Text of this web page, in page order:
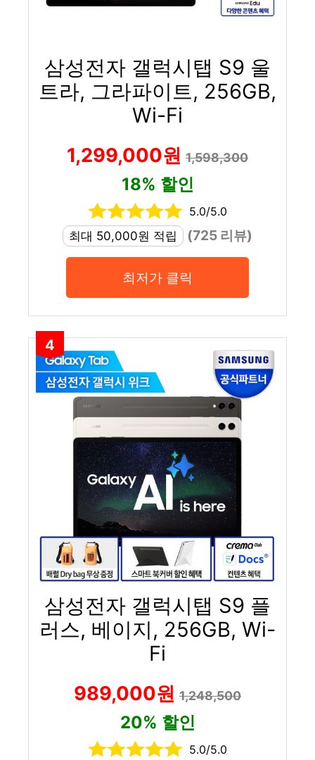
삼성전자 갤럭시탭 S9 울
트라, 그라파이트, 256GB,
Wi-Fi
1,299,000원 1,598,300
18% 할인
5.0/5.0
최대 50,000원 적립
(725 리뷰)
최저가 클릭
4
삼성전자 갤럭시탭 S9 플
러스, 베이지, 256GB, Wi-
Fi
989,000원 1,248,500
20% 할인
5.0/5.0